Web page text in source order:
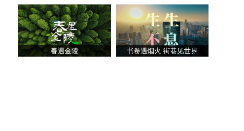
甘甜
春遇金陵 书卷遇烟火 街巷见世界